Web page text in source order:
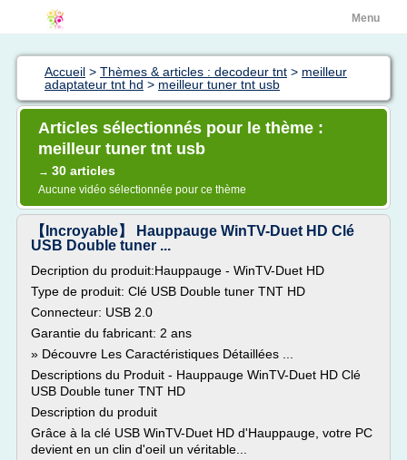
Menu
Accueil > Thèmes & articles : decodeur tnt > meilleur
adaptateur tnt hd > meilleur tuner tnt usb
Articles sélectionnés pour le thème :
meilleur tuner tnt usb
→ 30 articles
Aucune vidéo sélectionnée pour ce thème
【Incroyable】 Hauppauge WinTV-Duet HD Clé
USB Double tuner ...
Decription du produit:Hauppauge - WinTV-Duet HD
Type de produit: Clé USB Double tuner TNT HD
Connecteur: USB 2.0
Garantie du fabricant: 2 ans
» Découvre Les Caractéristiques Détaillées ...
Descriptions du Produit - Hauppauge WinTV-Duet HD Clé
USB Double tuner TNT HD
Description du produit
Grâce à la clé USB WinTV-Duet HD d'Hauppauge, votre PC
devient en un clin d'oeil un véritable...